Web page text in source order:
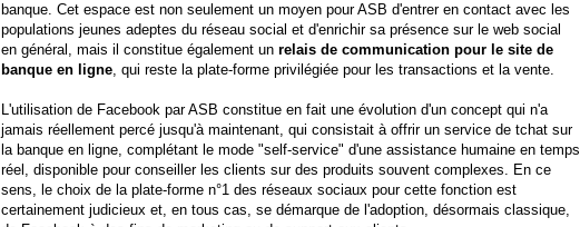
banque. Cet espace est non seulement un moyen pour ASB d'entrer en contact avec les
populations jeunes adeptes du réseau social et d'enrichir sa présence sur le web social
en général, mais il constitue également un relais de communication pour le site de
banque en ligne, qui reste la plate-forme privilégiée pour les transactions et la vente.
L'utilisation de Facebook par ASB constitue en fait une évolution d'un concept qui n'a
jamais réellement percé jusqu'à maintenant, qui consistait à offrir un service de tchat sur
la banque en ligne, complétant le mode "self-service" d'une assistance humaine en temps
réel, disponible pour conseiller les clients sur des produits souvent complexes. En ce
sens, le choix de la plate-forme n°1 des réseaux sociaux pour cette fonction est
certainement judicieux et, en tous cas, se démarque de l'adoption, désormais classique,